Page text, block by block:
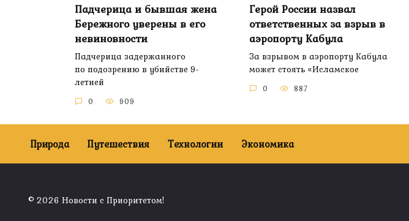
Падчерица и бывшая жена
Бережного уверены в его
невиновности
Падчерица задержанного
по подозрению в убийстве 9-
летней
0 909
Герой России назвал
ответственных за взрыв в
аэропорту Кабула
За взрывом в аэропорту Кабула
может стоять «Исламское
0 887
Природа Путешествия Технологии Экономика
© 2026 Новости с Приоритетом!